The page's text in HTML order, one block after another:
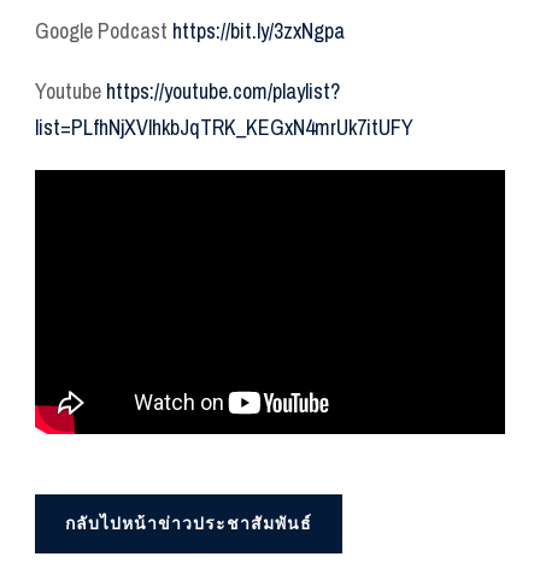
Google Podcast https://bit.ly/3zxNgpa
Youtube https://youtube.com/playlist?
list=PLfhNjXVlhkbJqTRK_KEGxN4mrUk7itUFY
กลับไปหน้าข่าวประชาสัมพันธ์